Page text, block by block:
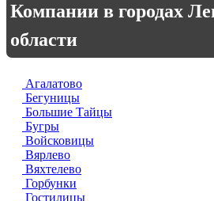
Компании в городах
области
Агалатово
Бегуницы
Большие Тайцы
Бугры
Войсковицы
Вярлево
Вяхтелево
Горбунки
Гостилицы